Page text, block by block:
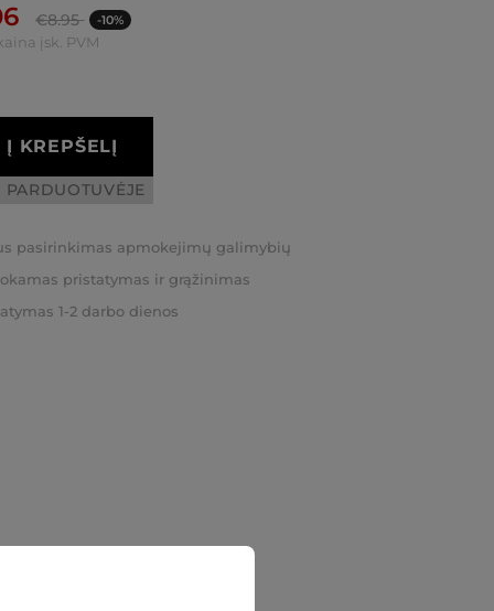
€8.95 -10%
įsk. PVM
Į KREPŠELĮ
PARDUOTUVĖJE
pasirinkimas apmokejimų galimybių
pristatymas ir grąžinimas
1-2 darbo dienos